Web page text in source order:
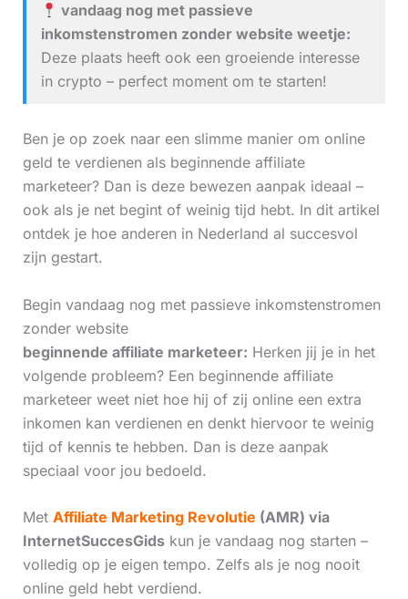
vandaag nog met passieve
inkomstenstromen zonder website weetje:
Deze plaats heeft ook een groeiende interesse
in crypto – perfect moment om te starten!
Ben je op zoek naar een slimme manier om online
geld te verdienen als beginnende affiliate
marketeer? Dan is deze bewezen aanpak ideaal –
ook als je net begint of weinig tijd hebt. In dit artikel
ontdek je hoe anderen in Nederland al succesvol
zijn gestart.
Begin vandaag nog met passieve inkomstenstromen
zonder website
beginnende affiliate marketeer: Herken jij je in het
volgende probleem? Een beginnende affiliate
marketeer weet niet hoe hij of zij online een extra
inkomen kan verdienen en denkt hiervoor te weinig
tijd of kennis te hebben. Dan is deze aanpak
speciaal voor jou bedoeld.
Met Affiliate Marketing Revolutie (AMR) via
InternetSuccesGidskun je vandaag nog starten –
volledig op je eigen tempo. Zelfs als je nog nooit
online geld hebt verdiend.